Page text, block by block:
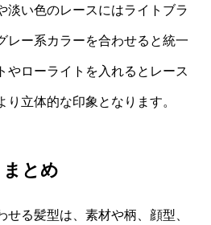
淡い色のレースにはライトブラ
レー系カラーを合わせると統一
やローライトを入れるとレース
立体的な印象となります。
まとめ
せる髪型は、素材や柄、顔型、